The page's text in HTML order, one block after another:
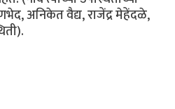
अनिकेत वैद्य, राजेंद्र मेहेंदळे,